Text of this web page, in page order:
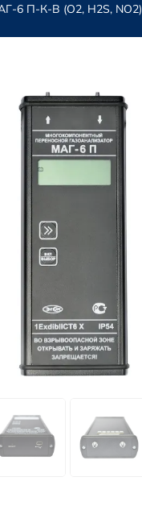
6 П-К-В (O2, H2S, NO2)